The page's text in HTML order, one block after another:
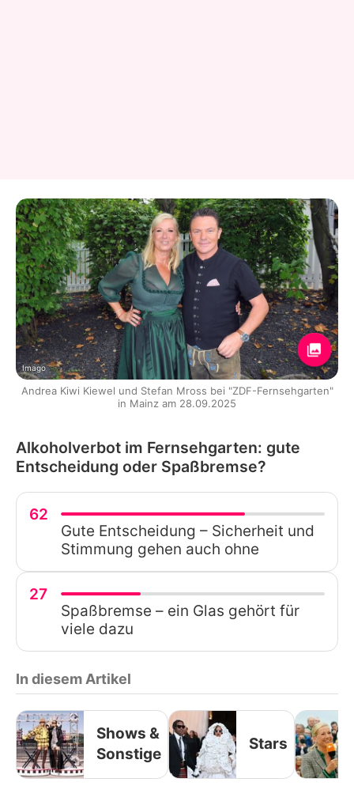
Imago
Andrea Kiwi Kiewel und Stefan Mross bei "ZDF-Fernsehgarten"
in Mainz am 28.09.2025
Alkoholverbot im Fernsehgarten: gute
Entscheidung oder Spaßbremse?
62
Gute Entscheidung – Sicherheit und
Stimmung gehen auch ohne
27
Spaßbremse – ein Glas gehört für
viele dazu
In diesem Artikel
Shows &
Sonstige
Stars